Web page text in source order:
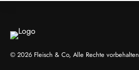
© 2026 Fleisch & Co, Alle Rechte vorbehalten